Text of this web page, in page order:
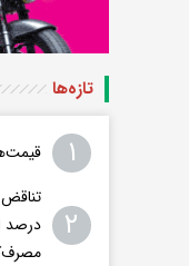
تازه‌ها
۱
۲
درصد